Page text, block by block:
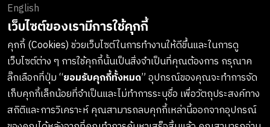
ช่องทางการชำระเงิน
ลงทะเบียนรับข่าวสารจาก LUSH
เกาะติดทุกการอัพเดทสินค้าใหม่ๆ กิจกรรมต่างๆและอื่นๆอีกมากมาย
ทางบริษัทจะไม่เปิดเผยหรือเผยแพร่ข้อมูลส่วนตัวของคุณให้แก่
English
เว็บไซต์ของเรามีการใช้คุกกี้
คุกกี้ (Cookies) ช่วยเว็บไซต์ในการทำงานให้ดีขึ้นและในการดู
เว็บไซต์ต่าง ๆ การใช้คุกกี้นั้นเป็นสิ่งจำเป็นที่คุณต้องการ กรุณาค
ลิ๊กเลือกที่ปุ่ม “ยอมรับคุกกี้ทั้งหมด” อุปกรณ์ของคุณจะทำการจัด
เก็บคุกกี้เล็กน้อยที่จำเป็นและไม่ทำการระบุชื่อ เพื่อวัตถุประสงค์ทาง
สถิติและการวิเคราะห์ คุณสามารถลบคุกกี้เหล่านี้ออกจากอุปกรณ์